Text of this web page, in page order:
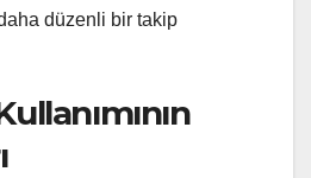
düzenli bir takip